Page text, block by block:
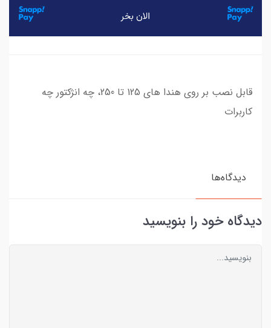
قابل نصب بر روی هندا های 125 تا 250، چه انژکتور چه
کاربرات
دیدگاه‌ها
دیدگاه خود را بنویسید